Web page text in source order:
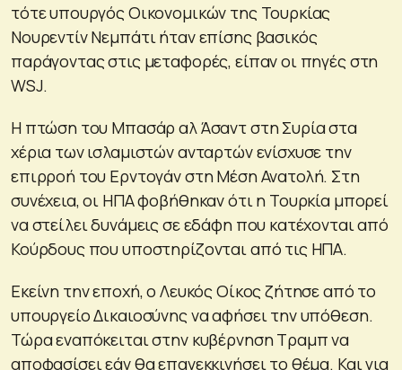
τότε υπουργός Οικονομικών της Τουρκίας
Νουρεντίν Νεμπάτι ήταν επίσης βασικός
παράγοντας στις μεταφορές, είπαν οι πηγές στη
WSJ.
Η πτώση του Μπασάρ αλ Άσαντ στη Συρία στα
χέρια των ισλαμιστών ανταρτών ενίσχυσε την
επιρροή του Ερντογάν στη Μέση Ανατολή. Στη
συνέχεια, οι ΗΠΑ φοβήθηκαν ότι η Τουρκία μπορεί
να στείλει δυνάμεις σε εδάφη που κατέχονται από
Κούρδους που υποστηρίζονται από τις ΗΠΑ.
Εκείνη την εποχή, ο Λευκός Οίκος ζήτησε από το
υπουργείο Δικαιοσύνης να αφήσει την υπόθεση.
Τώρα εναπόκειται στην κυβέρνηση Τραμπ να
αποφασίσει εάν θα επανεκκινήσει το θέμα. Και για